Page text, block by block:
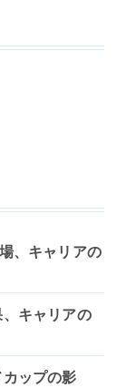
、キャリアの
キャリアの
ップの影